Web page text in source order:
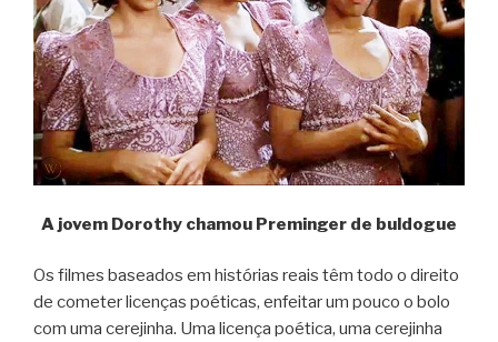
A jovem Dorothy chamou Preminger de buldogue
Os filmes baseados em histórias reais têm todo o direito
de cometer licenças poéticas, enfeitar um pouco o bolo
com uma cerejinha. Uma licença poética, uma cerejinha